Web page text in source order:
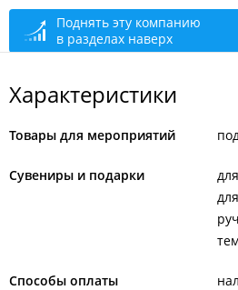
Летнее расписание сегодня
Зимнее расписание сегодня
Поднять эту компанию
в разделах наверх
Характеристики
Товары для мероприятий
Сувениры и подарки
Способы оплаты